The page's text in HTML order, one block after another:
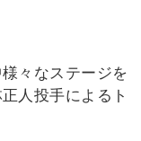
々なステージを
人投手によるト